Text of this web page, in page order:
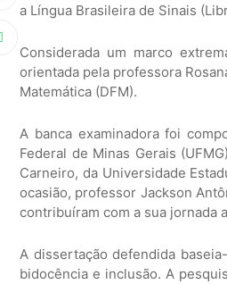
a Língua Brasileira de Sinais
Considerada um marco
orientada pela professora
Matemática (DFM).
A banca examinadora foi
Federal de Minas Gerais
Carneiro, da Universidade
ocasião, professor Jackson
contribuíram com a sua jornada
A dissertação defendida
bidocência e inclusão. A